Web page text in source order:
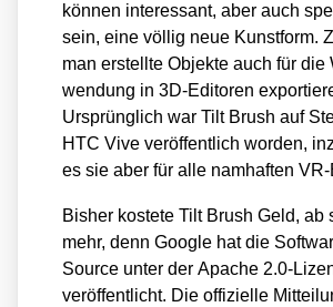
kön­nen inter­es­sant, aber auch
sein, eine völ­lig neue Kunst­form.
man erstell­te Objek­te auch für
wen­dung in 3D-Edi­to­ren
Ursprüng­lich war Tilt Brush auf
HTC Vive ver­öf­fent­lich wor­den,
es sie aber für alle nam­haf­ten
Bis­her kos­te­te Tilt Brush Geld, ab
mehr, denn Goog­le hat die
Source unter der Apa­che
ver­öf­fent­licht. Die offi­zi­el­le